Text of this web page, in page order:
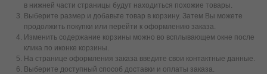
в нижней части страницы будут находиться похожие товары.
Выберите размер и добавьте товар в корзину. Затем Вы можете
продолжить покупки или перейти к оформлению заказа.
Изменить содержание корзины можно во всплывающем окне после
клика по иконке корзины.
На странице оформления заказа введите свои контактные данные.
Выберите доступный способ доставки и оплаты заказа.